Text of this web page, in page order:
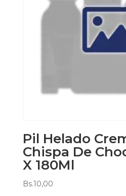
Pil Helado
Chispa De
X 180Ml
Bs.10,00